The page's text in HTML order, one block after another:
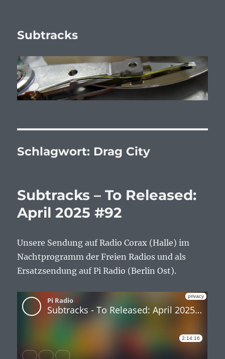
Subtracks
Schlagwort: Drag City
Subtracks – To Released:
April 2025 #92
Unsere Sendung auf Radio Corax (Halle) im
Nachtprogramm der Freien Radios und als
Ersatzsendung auf Pi Radio (Berlin Ost).